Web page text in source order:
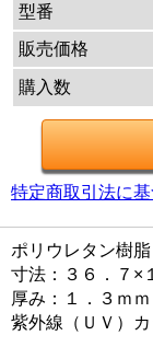
型番
販売価格
購入数
特定商取引法に
ポリウレタン樹
寸法：３６．７×
厚み：１．３ｍｍ
紫外線（ＵＶ）